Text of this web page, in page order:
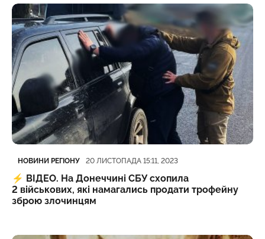
Категорія
НОВИНИ РЕГІОНУ
Дата публікації 20 ЛИСТОПАДА 15:11, 2023
⚡️ ВІДЕО. На Донеччині СБУ схопила
2 військових, які намагались продати трофейну
зброю злочинцям